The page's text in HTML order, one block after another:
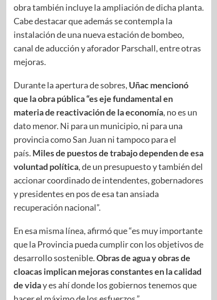
obra también incluye la ampliación de dicha planta.
Cabe destacar que además se contempla la
instalación de una nueva estación de bombeo,
canal de aducción y aforador Parschall, entre otras
mejoras.
Durante la apertura de sobres, Uñac mencionó
que la obra pública “es eje fundamental en
materia de reactivación de la economía, no es un
dato menor. Ni para un municipio, ni para una
provincia como San Juan ni tampoco para el
país. Miles de puestos de trabajo dependen de esa
voluntad política, de un presupuesto y también del
accionar coordinado de intendentes, gobernadores
y presidentes en pos de esa tan ansiada
recuperación nacional”.
En esa misma línea, afirmó que “es muy importante
que la Provincia pueda cumplir con los objetivos de
desarrollo sostenible.Obras de agua y obras de
cloacas implican mejoras constantes en la calidad
de viday es ahí donde los gobiernos tenemos que